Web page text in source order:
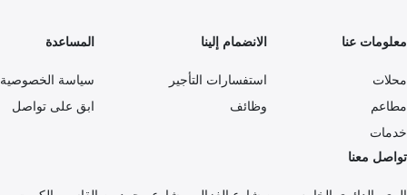
معلومات عنا
محلات
مطاعم
خدمات
الانضمام إلينا
استفسارات التأجير
وظائف
المساعدة
سياسة الخصوصية
ابق على تواصل
تواصل معنا